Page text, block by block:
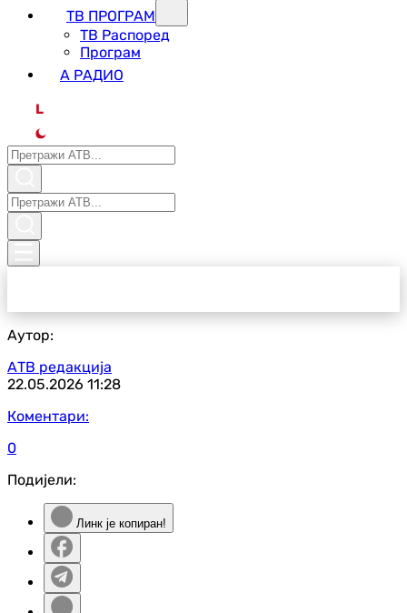
ТВ ПРОГРАМ
ТВ Распоред
Програм
А РАДИО
L
Аутор:
АТВ редакција
22.05.2026 11:28
Коментари:
0
Подијели:
Линк је копиран!